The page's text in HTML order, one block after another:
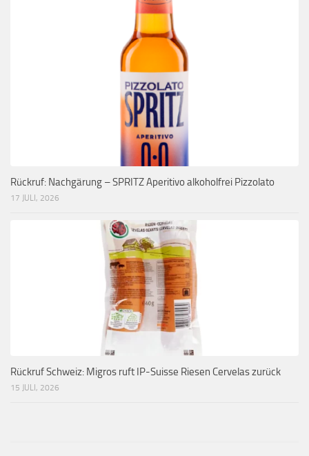
Rückruf: Nachgärung – SPRITZ Aperitivo alkoholfrei Pizzolato
17 JULI, 2026
Rückruf Schweiz: Migros ruft IP-Suisse Riesen Cervelas zurück
15 JULI, 2026